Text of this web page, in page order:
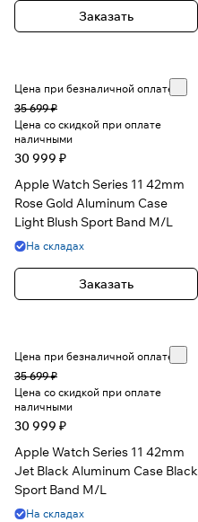
Заказать
Цена при безналичной оплате
35 699 ₽
Цена со скидкой при оплате
наличными
30 999 ₽
Apple Watch Series 11 42mm
Rose Gold Aluminum Case
Light Blush Sport Band M/L
На складах
Заказать
Цена при безналичной оплате
35 699 ₽
Цена со скидкой при оплате
наличными
30 999 ₽
Apple Watch Series 11 42mm
Jet Black Aluminum Case Black
Sport Band M/L
На складах